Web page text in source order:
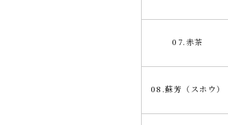
07.赤茶
08.蘇芳（スホウ）